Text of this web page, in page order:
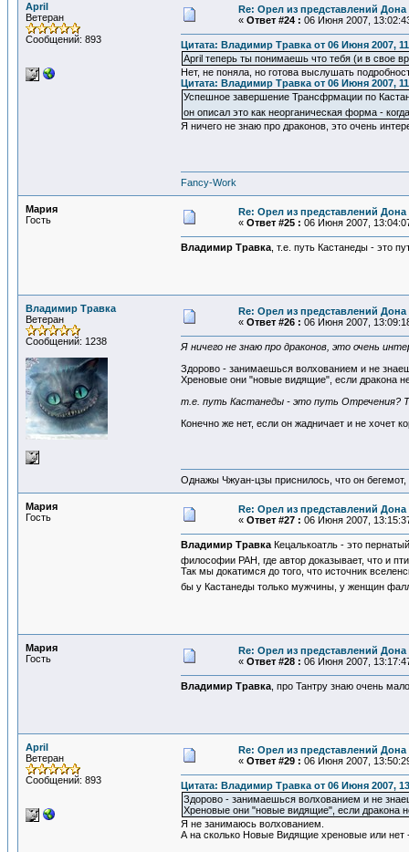
April
Ветеран
Сообщений: 893
Re: Орел из представлений Дона
« Ответ #24 : 06 Июня 2007,
Цитата: Владимир Травка от 06 Июня 2007,
April теперь ты понимаешь что тебя (и в свое
Нет, не поняла, но готова выслушать
Цитата: Владимир Травка от 06 Июня 2007,
Успешное завершение Трансфрмации по
он описал это как неорганическая форма -
Я ничего не знаю про драконов, это очень
Fancy-Work
Мария
Гость
Re: Орел из представлений Дона
« Ответ #25 : 06 Июня 2007,
Владимир Травка , т.е. путь Кастанеды - это
Владимир Травка
Ветеран
Сообщений: 1238
Re: Орел из представлений Дона
« Ответ #26 : 06 Июня 2007,
Я ничего не знаю про драконов, это очень
Здорово - занимаешься волхованием и не
Хреновые они "новые видящие", если дракона
т.е. путь Кастанеды - это путь Отречения?
Конечно же нет, если он жадничает и не
Однажы Чжуан-цзы приснилось, что он
Мария
Гость
Re: Орел из представлений Дона
« Ответ #27 : 06 Июня 2007,
Владимир Травка Кецалькоатль - это
философии РАН, где автор доказывает, что и
Так мы докатимся до того, что источник
бы у Кастанеды только мужчины, у женщин
Мария
Гость
Re: Орел из представлений Дона
« Ответ #28 : 06 Июня 2007,
Владимир Травка , про Тантру знаю очень
April
Ветеран
Сообщений: 893
Re: Орел из представлений Дона
« Ответ #29 : 06 Июня 2007,
Цитата: Владимир Травка от 06 Июня 2007,
Здорово - занимаешься волхованием и не
Хреновые они "новые видящие", если дракона
Я не занимаюсь волхованием.
А на сколько Новые Видящие хреновые или нет